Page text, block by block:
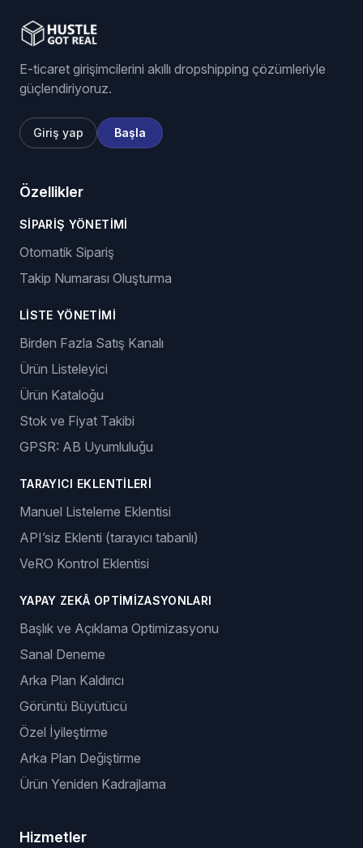
E-ticaret girişimcilerini akıllı dropshipping çözümleriyle
güçlendiriyoruz.
Giriş yap Başla
Özellikler
SIPARIŞ YÖNETIMI
Otomatik Sipariş
Takip Numarası Oluşturma
LISTE YÖNETIMI
Birden Fazla Satış Kanalı
Ürün Listeleyici
Ürün Kataloğu
Stok ve Fiyat Takibi
GPSR: AB Uyumluluğu
TARAYICI EKLENTILERI
Manuel Listeleme Eklentisi
API’siz Eklenti (tarayıcı tabanlı)
VeRO Kontrol Eklentisi
YAPAY ZEKÂ OPTIMIZASYONLARI
Başlık ve Açıklama Optimizasyonu
Sanal Deneme
Arka Plan Kaldırıcı
Görüntü Büyütücü
Özel İyileştirme
Arka Plan Değiştirme
Ürün Yeniden Kadrajlama
Hizmetler